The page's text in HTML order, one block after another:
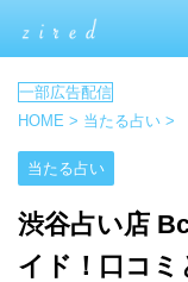
HOME > 当たる占い >
当たる占い
渋谷占い店
イド！口コ